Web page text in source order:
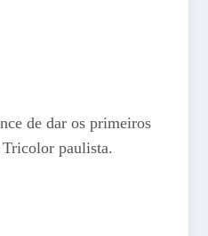
de dar os primeiros
Tricolor paulista.